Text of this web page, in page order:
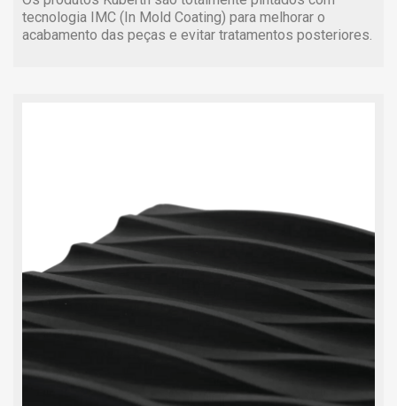
tecnologia IMC (In Mold Coating) para melhorar o
acabamento das peças e evitar tratamentos posteriores.